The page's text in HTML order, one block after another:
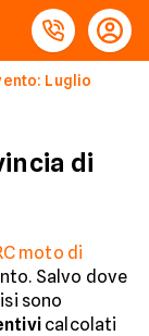
Luglio
di
moto di
Salvo dove
sono
calcolati